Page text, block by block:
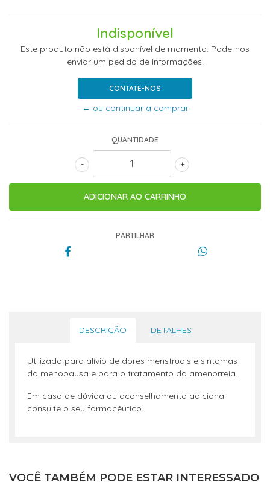
Indisponível
Este produto não está disponível de momento. Pode-nos
enviar um pedido de informações.
CONTATE-NOS
← ou continuar a comprar
QUANTIDADE
+
-
PARTILHAR
DESCRIÇÃO DETALHES
Utilizado para alívio de dores menstruais e sintomas
da menopausa e para o tratamento da amenorreia.
Em caso de dúvida ou aconselhamento adicional
consulte o seu farmacêutico.
VOCÊ TAMBÉM PODE ESTAR INTERESSADO